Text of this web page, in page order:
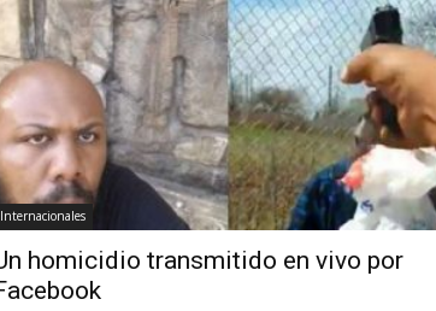
Internacionales
homicidio transmitido en vivo por